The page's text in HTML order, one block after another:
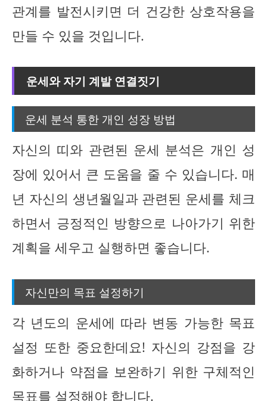
관계를 발전시키면 더 건강한 상호작용을
만들 수 있을 것입니다.
운세와 자기 계발 연결짓기
운세 분석 통한 개인 성장 방법
자신의 띠와 관련된 운세 분석은 개인 성
장에 있어서 큰 도움을 줄 수 있습니다. 매
년 자신의 생년월일과 관련된 운세를 체크
하면서 긍정적인 방향으로 나아가기 위한
계획을 세우고 실행하면 좋습니다.
자신만의 목표 설정하기
각 년도의 운세에 따라 변동 가능한 목표
설정 또한 중요한데요! 자신의 강점을 강
화하거나 약점을 보완하기 위한 구체적인
목표를 설정해야 합니다.